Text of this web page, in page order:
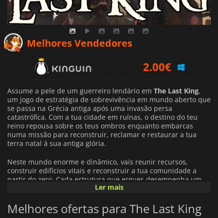
Melhores Vendedores
2.55€
2.59€
Assume a pele de um guerreiro lendário em The Last King,
um jogo de estratégia de sobrevivência em mundo aberto que
se passa na Grécia antiga após uma invasão persa
catastrófica. Com a tua cidade em ruínas, o destino do teu
reino repousa sobre os teus ombros enquanto embarcas
numa missão para reconstruir, reclamar e restaurar a tua
terra natal à sua antiga glória.
Neste mundo enorme e dinâmico, vais reunir recursos,
construir edifícios vitais e reconstruir a tua comunidade a
partir do zero. Cada estrutura que ergues desempenha um
papel crucial na recuperação da força e estabilidade do teu
reunir um exército formidável, treinando e liderando os teus
soldados em batalhas intensas que exigem tácticas
Ler mais
Melhores ofertas para The Last King